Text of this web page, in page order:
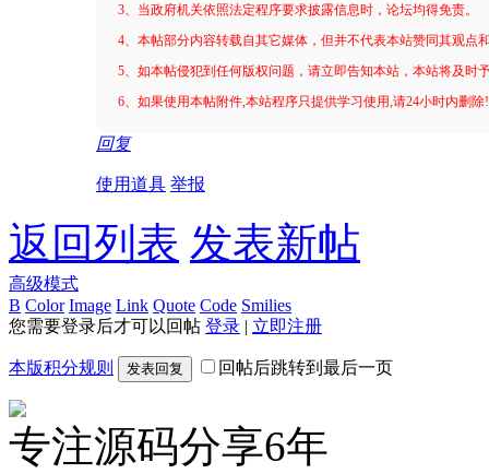
3、当政府机关依照法定程序要求披露信息时，论坛均得免责。
4、本帖部分内容转载自其它媒体，但并不代表本站赞同其观点
5、如本帖侵犯到任何版权问题，请立即告知本站，本站将及时
6、如果使用本帖附件,本站程序只提供学习使用,请24小时内删
回复
使用道具 举报
返回列表 发表新帖
高级模式
B Color Image Link Quote Code Smilies
您需要登录后才可以回帖 登录 | 立即注册
本版积分规则 发表回复 回帖后跳转到最后一页
专注源码分享6年